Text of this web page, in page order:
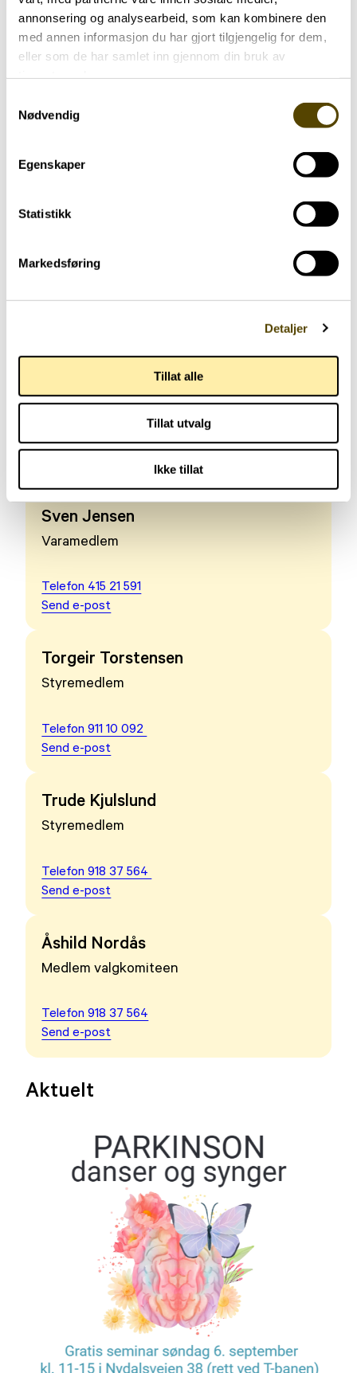
annonsering og analysearbeid, som kan kombinere den
med annen informasjon du har gjort tilgjengelig for dem,
eller som de har samlet inn gjennom din bruk av
Nødvendig
Egenskaper
Statistikk
Markedsføring
Detaljer
Tillat alle
Tillat utvalg
Ikke tillat
Telefon 928 38 848
Send e-post
Kasserer
Telefon 99525745
Webredaktør & Styremedlem
Telefon 456 32 185
Sekretær
Telefon 970 70 673
Sven Jensen
Varamedlem
Telefon 415 21 591
Send e-post
Torgeir Torstensen
Styremedlem
Telefon 911 10 092
Send e-post
Trude Kjulslund
Styremedlem
Telefon 918 37 564
Send e-post
Åshild Nordås
Medlem valgkomiteen
Telefon 918 37 564
Send e-post
Aktuelt